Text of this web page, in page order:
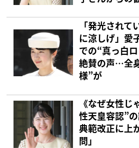
「発光され
に涼しげ」
での“真っ白
絶賛の声…全
様”が
《なぜ女性じ
性天皇容認”
典範改正に上
問」